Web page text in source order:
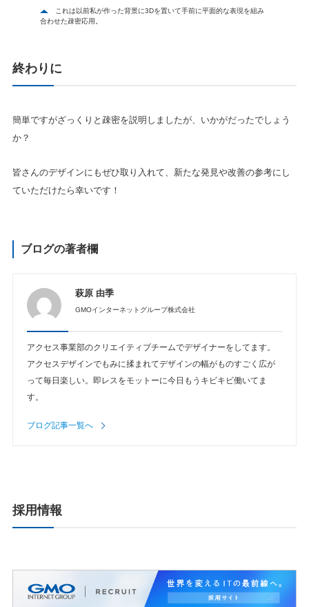
これは以前私が作った背景に3Dを置いて手前に平面的な表現を組み
合わせた疎密応用。
終わりに
簡単ですがざっくりと疎密を説明しましたが、いかがだったでしょう
か？
皆さんのデザインにもぜひ取り入れて、新たな発見や改善の参考にし
ていただけたら幸いです！
ブログの著者欄
萩原 由季
GMOインターネットグループ株式会社
アクセス事業部のクリエイティブチームでデザイナーをしてます。
アクセスデザインでもみに揉まれてデザインの幅がものすごく広が
って毎日楽しい。即レスをモットーに今日もうキビキビ働いてま
す。
ブログ記事一覧へ
採用情報